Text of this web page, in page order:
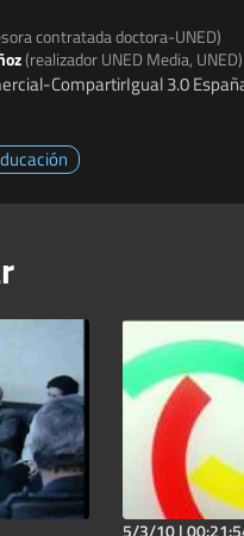
contratada doctora-UNED)
(realizador UNED Media, UNED)
CompartirIgual 3.0 España
5/3/10 |